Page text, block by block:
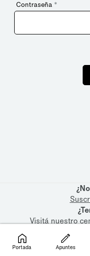
Contraseña *
Visitá nuestro
Portada Apuntes